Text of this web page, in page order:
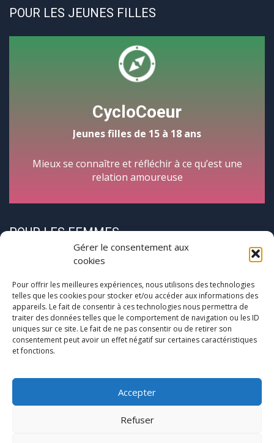
Gérer le consentement aux
cookies
Pour offrir les meilleures expériences, nous utilisons des technologies
telles que les cookies pour stocker et/ou accéder aux informations des
appareils. Le fait de consentir à ces technologies nous permettra de
traiter des données telles que le comportement de navigation ou les ID
uniques sur ce site. Le fait de ne pas consentir ou de retirer son
consentement peut avoir un effet négatif sur certaines caractéristiques
et fonctions.
Accepter
Refuser
POUR LES JEUNES FILLES
CycloCoeur
Jeunes filles de 15 à 18 ans
Mieux se connaître et réfléchir à ce qu’est une
relation amoureuse
POUR LES FEMMES
CycloPause
Pour les femmes concernées par la